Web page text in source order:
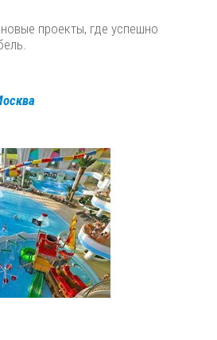
проекты, где успешно